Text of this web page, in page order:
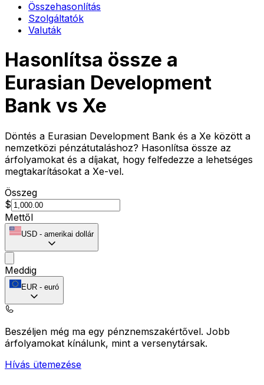
Összehasonlítás
Szolgáltatók
Valuták
Hasonlítsa össze a
Eurasian Development
Bank vs Xe
Döntés a Eurasian Development Bank és a Xe között a
nemzetközi pénzátutaláshoz? Hasonlítsa össze az
árfolyamokat és a díjakat, hogy felfedezze a lehetséges
megtakarításokat a Xe-vel.
Összeg
$
Mettől
USD - amerikai dollár
Meddig
EUR - euró
Beszéljen még ma egy pénznemszakértővel. Jobb
árfolyamokat kínálunk, mint a versenytársak.
Hívás ütemezése